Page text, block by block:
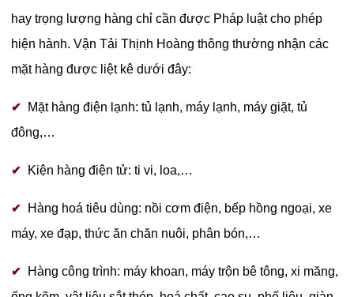
hay trọng lượng hàng chỉ cần được Pháp luật cho phép
hiện hành. Vận Tải Thịnh Hoàng thông thường nhận các
mặt hàng được liệt kê dưới đây:
✔
Mặt hàng điện lạnh: tủ lạnh, máy lạnh, máy giặt, tủ
đông,…
✔ Kiện hàng điện tử: ti vi, loa,…
✔
Hàng hoá tiêu dùng: nồi cơm điện, bếp hồng ngoại, xe
máy, xe đạp, thức ăn chăn nuôi, phân bón,…
✔
Hàng công trình: máy khoan, máy trộn bê tông, xi măng,